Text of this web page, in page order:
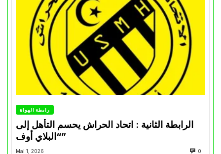
رابطة الهواة
الرابطة الثانية : اتحاد الحراش يحسم التأهل إلى
“البلاي أوف”
Mai 1, 2026 0